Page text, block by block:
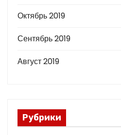
Октябрь 2019
Сентябрь 2019
Август 2019
Рубрики